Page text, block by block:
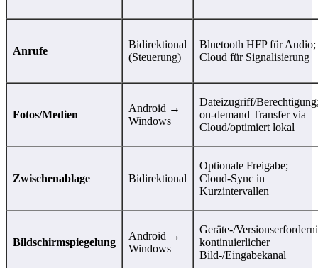
Anrufe
Bidirektional
(Steuerung)
Bluetooth HFP für Audio;
Cloud für Signalisierung
Fotos/Medien
Android →
Windows
Dateizugriff/
on‑demand Transfer via
Cloud/optimiert lokal
Zwischenablage Bidirektional
Optionale Freigabe;
Cloud‑Sync in
Kurzintervallen
Bildschirmspiegelung
Android →
Windows
Geräte‑/
kontinuierlicher
Bild‑/Eingabekanal